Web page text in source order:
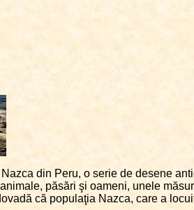
din Peru, o serie de desene
păsări şi oameni, unele
că populaţia Nazca, care a